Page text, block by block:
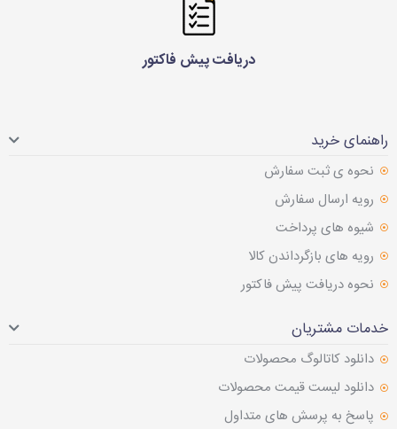
دریافت پیش فاکتور
راهنمای خرید
نحوه ی ثبت سفارش
رویه ارسال سفارش
شیوه های پرداخت
رویه های بازگرداندن کالا
نحوه دریافت پیش فاکتور
خدمات مشتریان
دانلود کاتالوگ محصولات
دانلود لیست قیمت محصولات
پاسخ به پرسش های متداول